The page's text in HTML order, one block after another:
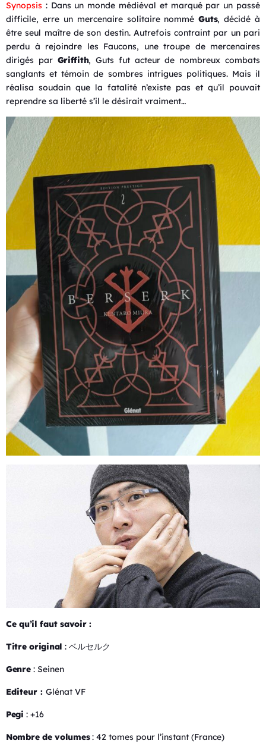
Synopsis : Dans un monde médiéval et marqué par un passé
difficile, erre un mercenaire solitaire nomméGuts, décidé à
être seul maître de son destin. Autrefois contraint par un pari
perdu à rejoindre les Faucons, une troupe de mercenaires
dirigés par Griffith, Guts fut acteur de nombreux combats
sanglants et témoin de sombres intrigues politiques. Mais il
réalisa soudain que la fatalité n’existe pas et qu’il pouvait
reprendre sa liberté s’il le désirait vraiment…
Ce qu’il faut savoir :
Titre original : ベルセルク
Genre: Seinen
Editeur : Glénat VF
Pegi : +16
Nombre de volumes: 42 tomes pour l’instant (France)